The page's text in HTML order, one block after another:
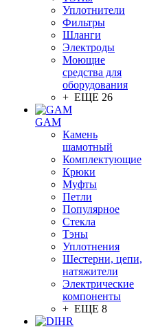
Уплотнители
Фильтры
Шланги
Электроды
Моющие
средства для
оборудования
+ ЕЩЕ 26
GAM
Камень
шамотный
Комплектующие
Крюки
Муфты
Петли
Популярное
Стекла
Тэны
Уплотнения
Шестерни, цепи,
натяжители
Электрические
компоненты
+ ЕЩЕ 8